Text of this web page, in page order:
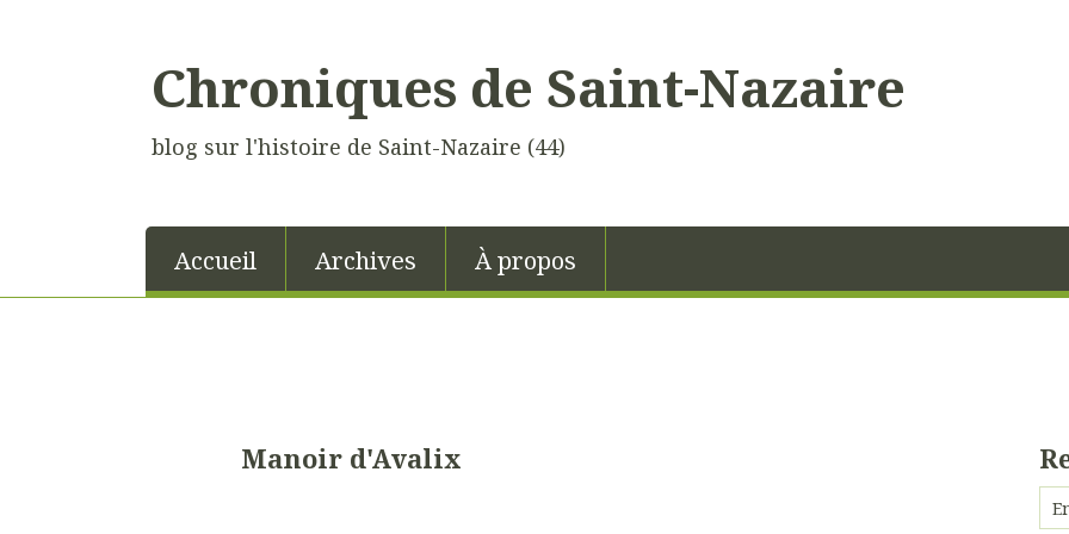
Chroniques de Saint-Nazaire
blog sur l'histoire de Saint-Nazaire (44)
Accueil Archives À propos
Manoir d'Avalix